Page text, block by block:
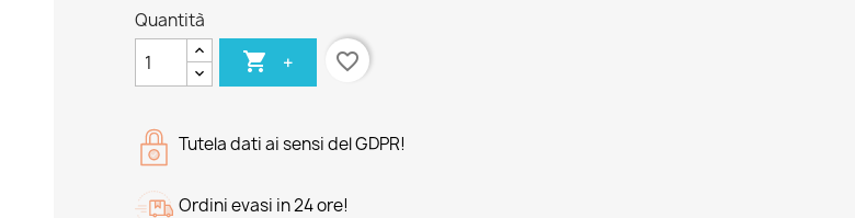
Quantità
 + favorite_border
Tutela dati ai sensi del GDPR!
Ordini evasi in 24 ore!